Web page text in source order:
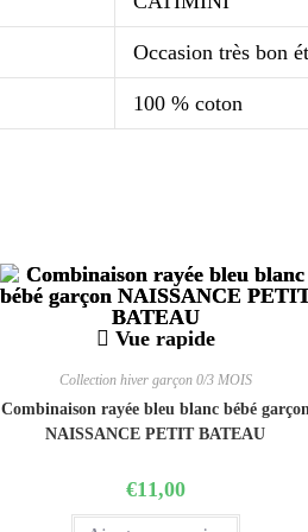
Occasion très bon
100 % coton
Vue rapide
Collection hiver garçon 0/3 MOIS
Combinaison rayée bleu blanc bébé
NAISSANCE PETIT BATEAU
€11,00